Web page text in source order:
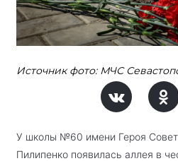
Источник фото: МЧС
У школы №60 имени Героя
Пилипенко появилась аллея в